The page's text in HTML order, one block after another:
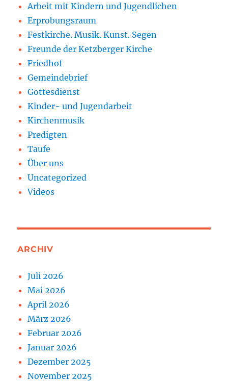
Arbeit mit Kindern und Jugendlichen
Erprobungsraum
Festkirche. Musik. Kunst. Segen
Freunde der Ketzberger Kirche
Friedhof
Gemeindebrief
Gottesdienst
Kinder- und Jugendarbeit
Kirchenmusik
Predigten
Taufe
Über uns
Uncategorized
Videos
ARCHIV
Juli 2026
Mai 2026
April 2026
März 2026
Februar 2026
Januar 2026
Dezember 2025
November 2025